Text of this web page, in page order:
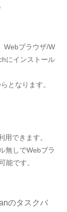
Webブラウザ/W
にインストール
となります。
できます。
無しでWebブラ
能です。
のタスクバ